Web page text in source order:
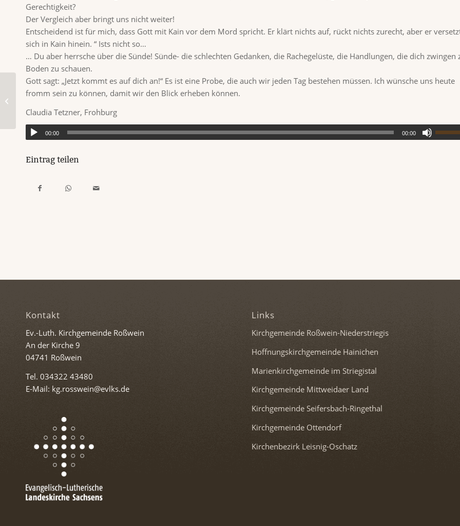
Gerechtigkeit?
Der Vergleich aber bringt uns nicht weiter!
Entscheidend ist für mich, dass Gott mit Kain vor dem Mord spricht. Er klärt nichts auf, rückt nichts zurecht, aber er
sich in Kain hinein. “ Ists nicht so…
… Du aber herrsche über die Sünde! Sünde- die schlechten Gedanken, die Rachegelüste, die Handlungen, die dich zwingen
Boden zu schauen.
Gott sagt: „Jetzt kommt es auf dich an!“ Es ist eine Probe, die auch wir jeden Tag bestehen müssen. Ich wünsche uns heute
fromm sein zu können, damit wir den Blick erheben können.
Claudia Tetzner, Frohburg
00:00 00:00
Eintrag teilen
Kontakt
Ev.-Luth. Kirchgemeinde Roßwein
An der Kirche 9
04741 Roßwein
Tel. 034322 43480
E-Mail: kg.rosswein@evlks.de
Links
Kirchgemeinde Roßwein-Niederstriegis
Hoffnungskirchgemeinde Hainichen
Marienkirchgemeinde im Striegistal
Kirchgemeinde Mittweidaer Land
Kirchgemeinde Seifersbach-Ringethal
Kirchgemeinde Ottendorf
Kirchenbezirk Leisnig-Oschatz
Impuls für Freitag, 15. August 2025